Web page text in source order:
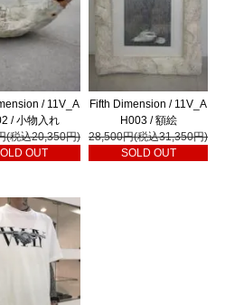
/ 11V_A
/ 小物入れ
(税込20,350円)
OUT
Fifth Dimension / 11V_A
H003 / 額絵
28,500円(税込31,350円)
SOLD OUT